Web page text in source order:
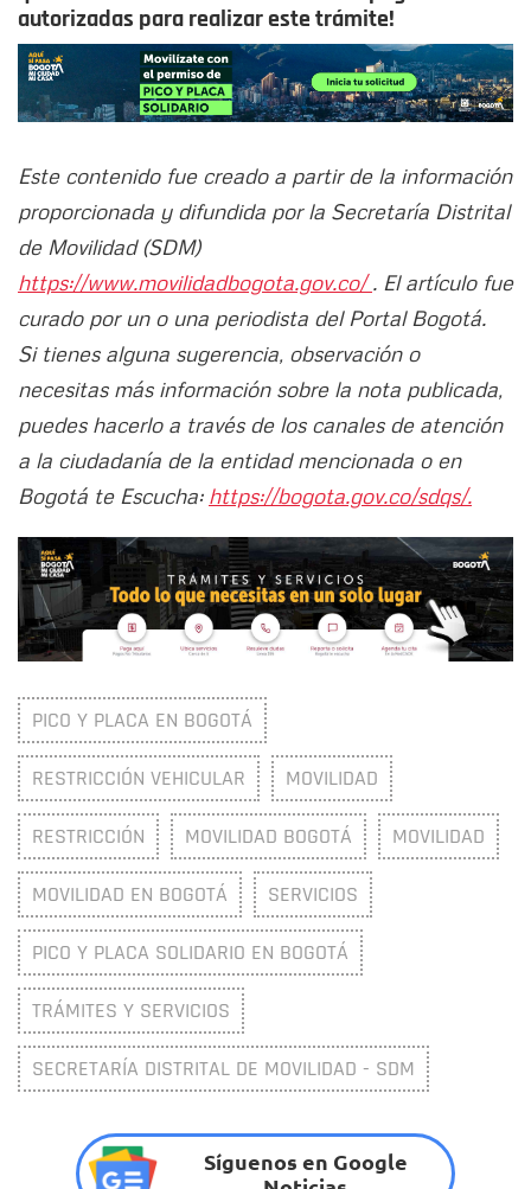
autorizadas para realizar este trámite!
Este contenido fue creado a partir de la información
proporcionada y difundida por la Secretaría Distrital
de Movilidad (SDM)
https://www.movilidadbogota.gov.co/. El artículo fue
curado por un o una periodista del Portal Bogotá.
Si tienes alguna sugerencia, observación o
necesitas más información sobre la nota publicada,
puedes hacerlo a través de los canales de atención
a la ciudadanía de la entidad mencionada o en
Bogotá te Escucha: https://bogota.gov.co/sdqs/.
PICO Y PLACA EN BOGOTÁ
RESTRICCIÓN VEHICULAR MOVILIDAD
RESTRICCIÓN MOVILIDAD BOGOTÁ MOVILIDAD
MOVILIDAD EN BOGOTÁ SERVICIOS
PICO Y PLACA SOLIDARIO EN BOGOTÁ
TRÁMITES Y SERVICIOS
SECRETARÍA DISTRITAL DE MOVILIDAD - SDM
Síguenos en Google